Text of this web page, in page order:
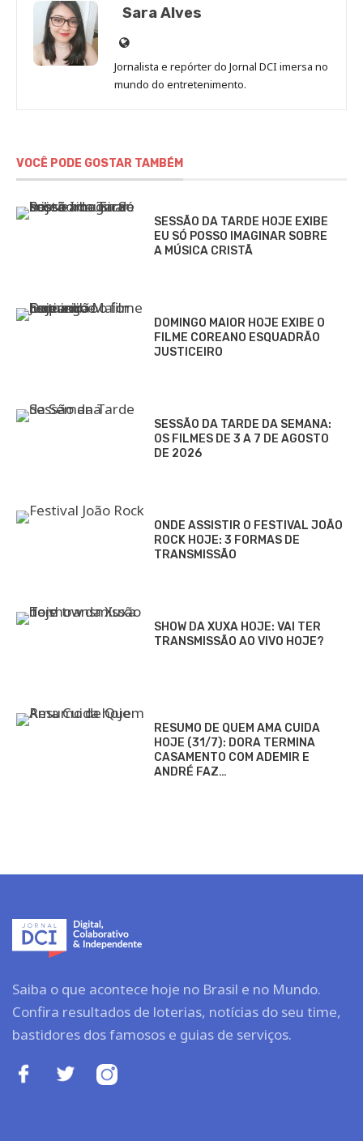
Sara Alves
Site
de
Sara
Jornalista e repórter do Jornal DCI imersa no
mundo do entretenimento.
VOCÊ PODE GOSTAR TAMBÉM
SESSÃO DA TARDE HOJE EXIBE
EU SÓ POSSO IMAGINAR SOBRE
A MÚSICA CRISTÃ
DOMINGO MAIOR HOJE EXIBE O
FILME COREANO ESQUADRÃO
JUSTICEIRO
SESSÃO DA TARDE DA SEMANA:
OS FILMES DE 3 A 7 DE AGOSTO
DE 2026
ONDE ASSISTIR O FESTIVAL JOÃO
ROCK HOJE: 3 FORMAS DE
TRANSMISSÃO
SHOW DA XUXA HOJE: VAI TER
TRANSMISSÃO AO VIVO HOJE?
RESUMO DE QUEM AMA CUIDA
HOJE (31/7): DORA TERMINA
CASAMENTO COM ADEMIR E
ANDRÉ FAZ…
Saiba o que acontece hoje no Brasil e no Mundo.
Confira resultados de loterias, notícias do seu time,
bastidores dos famosos e guias de serviços.